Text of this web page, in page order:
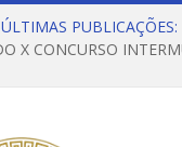
ÚLTIMAS PUBLICAÇÕES: